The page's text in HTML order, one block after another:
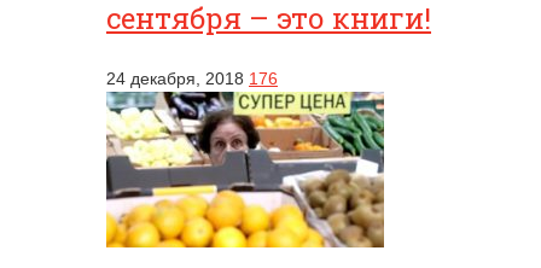
сентября – это книги!
24 декабря, 2018 176